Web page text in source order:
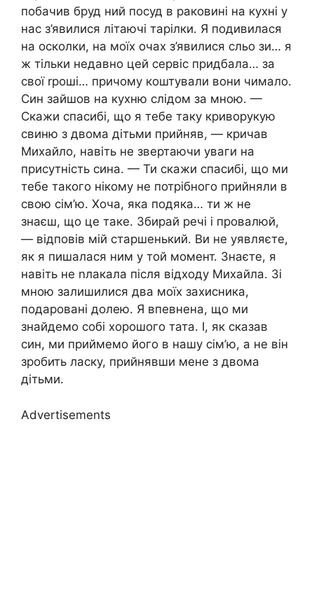
побачив бруд ний посуд в раковині на кухні у
нас з’явилися літаючі тарілки. Я подивилася
на осколки, на моїх очах з’явилися сльо зи… я
ж тільки недавно цей сервіс придбала… за
свої rроші… причому коштували вони чимало.
Син зайшов на кухню слідом за мною. —
Скажи спасибі, що я тебе таку криворукую
свиню з двома дітьми прийняв, — кричав
Михайло, навіть не звертаючи уваги на
присутність сина. — Ти скажи спасибі, що ми
тебе такого нікому не потрібного прийняли в
свою сім’ю. Хоча, яка подяка… ти ж не
знаєш, що це таке. Збирай речі і провалюй,
— відповів мій старшенький. Ви не уявляєте,
як я пишалася ним у той момент. Знаєте, я
навіть не nлакала після відходу Михайла. Зі
мною залишилися два моїх захисника,
подаровані долею. Я впевнена, що ми
знайдемо собі хорошого тата. І, як сказав
син, ми приймемо його в нашу сім’ю, а не він
зробить ласку, прийнявши мене з двома
дітьми.
Advertisements